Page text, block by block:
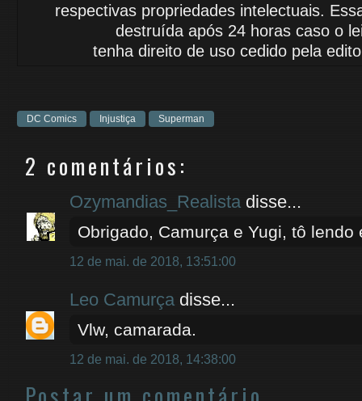
respectivas propriedades intelectuais.
destruída após 24 horas caso o
tenha direito de uso cedido pela
DC Comics Injustiça Superman
2 comentários:
Ozymandias_Realista disse...
Obrigado, Camurça e Yugi, tô lendo
12 de mai. de 2018, 13:51:00
Leo Camurça disse...
Vlw, camarada.
12 de mai. de 2018, 14:38:00